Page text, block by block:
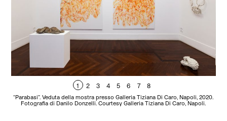
1 2 3 4 5 6 7 8
“Parabasi”. Veduta della mostra presso Galleria Tiziana Di Caro, Napoli, 2020.
Fotografia di Danilo Donzelli. Courtesy Galleria Tiziana Di Caro, Napoli.